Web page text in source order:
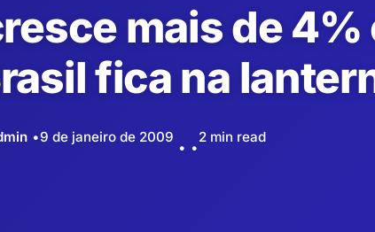
mais de
fica na
9 de janeiro de 2009 2 min read